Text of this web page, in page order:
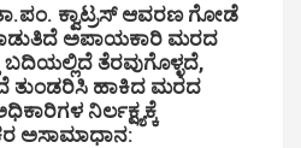
ಕ್ವಾಟ್ರಸ್ ಆವರಣ ಗೋಡೆ
ಅಪಾಯಕಾರಿ ಮರದ
ಬದಿಯಲ್ಲಿದೆ ತೆರವುಗೊಳ್ಳದೆ,
ತುಂಡರಿಸಿ ಹಾಕಿದ ಮರದ
ನಿರ್ಲಕ್ಷ್ಯಕ್ಕೆ
ಅಸಾಮಾಧಾನ: